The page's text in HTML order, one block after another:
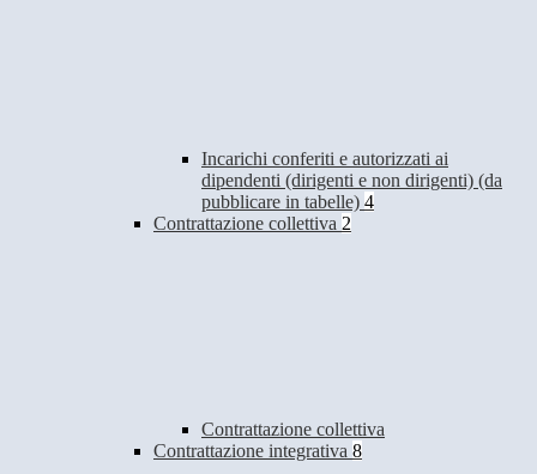
Incarichi conferiti e autorizzati ai
dipendenti (dirigenti e non dirigenti) (da
pubblicare in tabelle) 4
Contrattazione collettiva 2
Contrattazione collettiva
Contrattazione integrativa 8